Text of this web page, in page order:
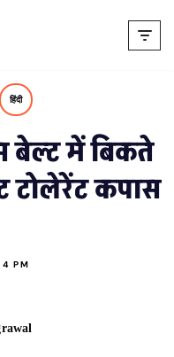
हिंदी
बेल्ट में बिकते
टोलेरेंट कपास
PM